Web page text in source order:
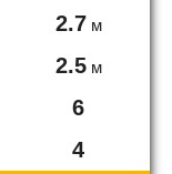
2.7 м
2.5м
6
4